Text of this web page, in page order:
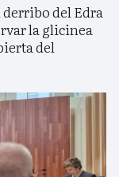
del Edra
la glicinea
del